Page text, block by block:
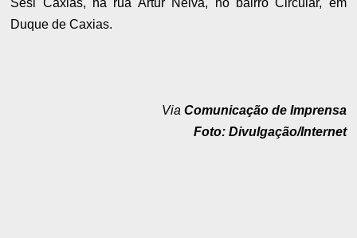
Sesi Caxias, na rua Artur Neiva, no bairro Circular, em
Duque de Caxias.
Via Comunicação de Imprensa
Foto: Divulgação/Internet